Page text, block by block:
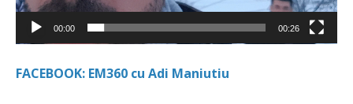
00:00 00:26
FACEBOOK: EM360 cu Adi Maniutiu